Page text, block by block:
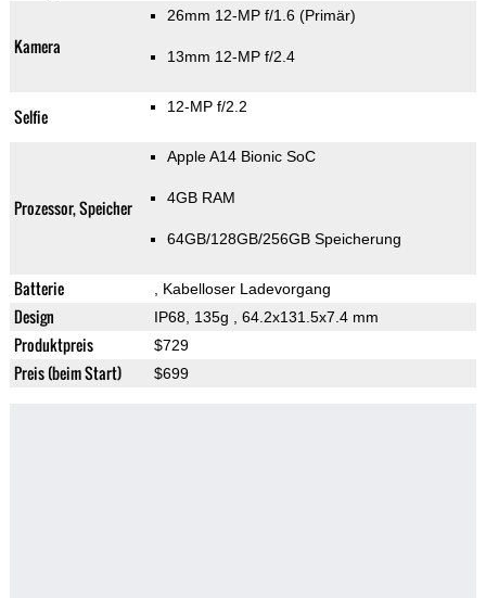
Kamera
26mm 12-MP f/1.6 (Primär)
13mm 12-MP f/2.4
Selfie 12-MP f/2.2
Prozessor, Speicher
Apple A14 Bionic SoC
4GB RAM
64GB/128GB/256GB Speicherung
Batterie , Kabelloser Ladevorgang
Design IP68, 135g , 64.2x131.5x7.4 mm
Produktpreis $729
Preis (beim Start) $699